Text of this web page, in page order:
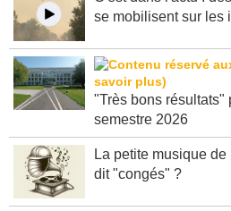
C'est dans l'actu :
"Très bons résultats"
La petite musique de